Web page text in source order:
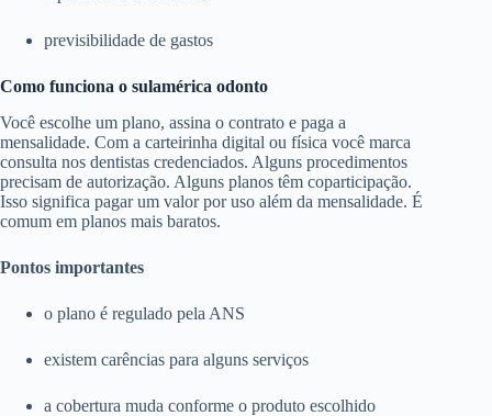
previsibilidade de gastos
Como funciona o sulamérica odonto
Você escolhe um plano, assina o contrato e paga a
mensalidade. Com a carteirinha digital ou física você marca
consulta nos dentistas credenciados. Alguns procedimentos
precisam de autorização. Alguns planos têm coparticipação.
Isso significa pagar um valor por uso além da mensalidade. É
comum em planos mais baratos.
Pontos importantes
o plano é regulado pela ANS
existem carências para alguns serviços
a cobertura muda conforme o produto escolhido